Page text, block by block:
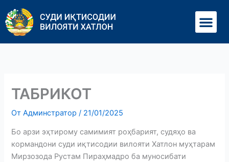
содержимому
ТАБРИКОТ
ОтАдминстратор/ 21/01/2025
Бо арзи эҳтирому самимият роҳбарият, судяҳо ва
кормандони суди иқтисодии вилояти Хатлон муҳтарам
Мирзозода Рустам Пираҳмадро ба муносибати